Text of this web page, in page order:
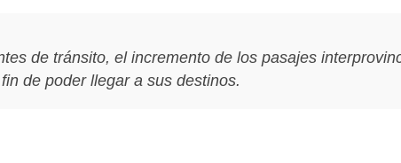
de tránsito, el incremento de los pasajes
de poder llegar a sus destinos.